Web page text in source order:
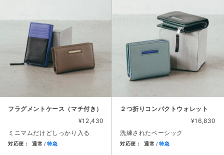
フラグメントケース（マチ付き）
¥12,430
ミニマムだけどしっかり入る
対応便： 通常 特急
２つ折りコンパクトウォレット
¥16,830
洗練されたベーシック
対応便： 通常 特急